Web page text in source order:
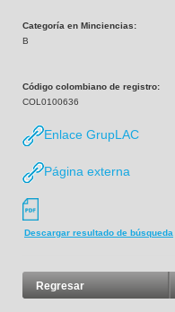
Categoría en Minciencias:
B
Código colombiano de registro:
COL0100636
Enlace GrupLAC
Página externa
Descargar resultado de búsqueda
Regresar